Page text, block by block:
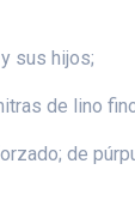
sus hijos;
de lino
de